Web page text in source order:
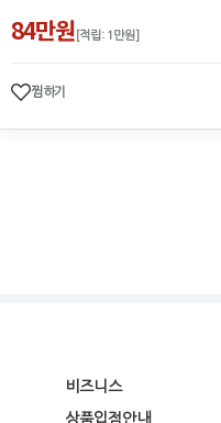
84만원 [적립: 1만원]
찜하기
비즈니스
상품입점안내